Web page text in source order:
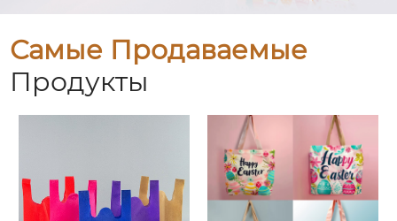
Самые Продаваемые
Продукты